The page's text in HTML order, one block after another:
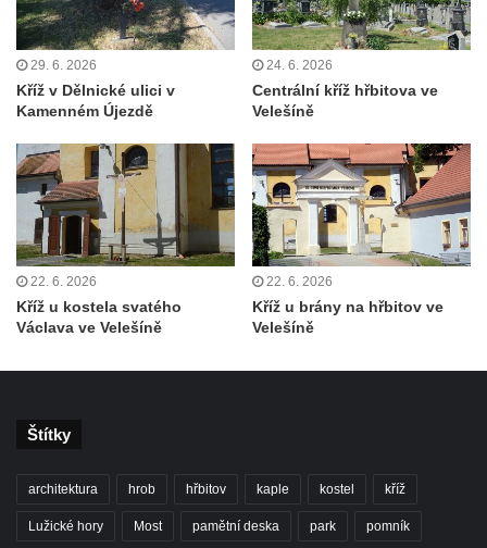
Kříž na hřbitově v Teplicích nad Metují
Boží muka nad pramenem U svatého
Kříž u kostela Nanebevzetí Panny Marie v
Polici nad Metují
Pánův kříž v Broumovských stěnách
Machovský kříž v Broumovských stěnách
Kříž u domu čp. 113 na Vlčí Hoře
Kříž pod domem čp. 177 na Vlčí Hoře
Centrální kříž hřbitova Vlčí Hora
Teplicích
29. 6. 2026
Kříž v Dělnické ulici v
Kamenném Újezdě
24. 6. 2026
Centrální kříž hřbitova ve
Velešíně
22. 6. 2026
Kříž u kostela svatého
Václava ve Velešíně
22. 6. 2026
Kříž u brány na hřbitov ve
Velešíně
Štítky
architektura hrob hřbitov kaple kostel kříž
Lužické hory Most pamětní deska park pomník